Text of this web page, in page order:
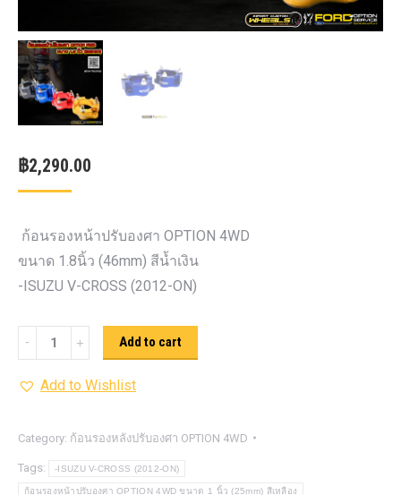
฿2,290.00
ก้อนรองหน้าปรับองศา OPTION 4WD
ขนาด 1.8นิ้ว (46mm) สีน้ำเงิน
-ISUZU V-CROSS (2012-ON)
รอง
หน้า
องศา
OPTION
4WD ขนาด
Add to cart
Add to Wishlist
Category: ก้อนรองหลังปรับองศา OPTION 4WD
Tags: -ISUZU V-CROSS (2012-ON)
ก้อนรองหน้าปรับองศา OPTION 4WD ขนาด 1 นิ้ว (25mm) สีเหลือง